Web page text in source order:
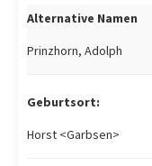
Alternative Namen
Prinzhorn, Adolph
Geburtsort:
Horst <Garbsen>